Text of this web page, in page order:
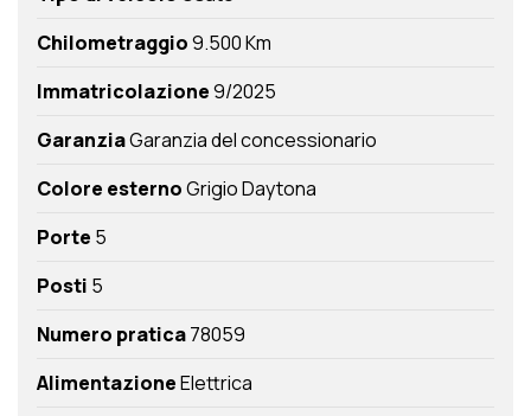
Chilometraggio9.500 Km
Immatricolazione9/2025
GaranziaGaranzia del concessionario
Colore esternoGrigio Daytona
Porte 5
Posti 5
Numero pratica78059
AlimentazioneElettrica